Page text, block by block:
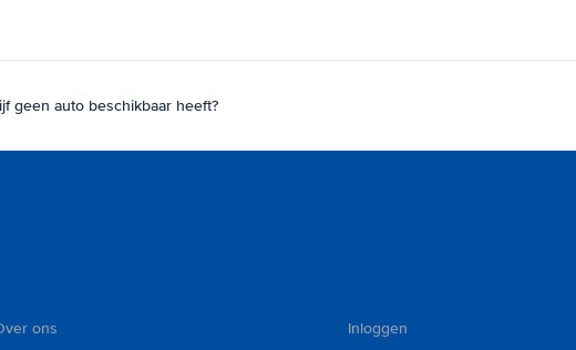
geen auto beschikbaar heeft?
ons
Inloggen